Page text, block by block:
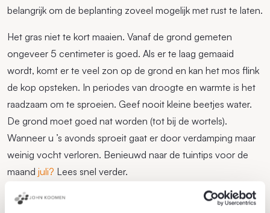
belangrijk om de beplanting zoveel mogelijk met rust te laten.
Het gras niet te kort maaien. Vanaf de grond gemeten
ongeveer 5 centimeter is goed. Als er te laag gemaaid
wordt, komt er te veel zon op de grond en kan het mos flink
de kop opsteken. In periodes van droogte en warmte is het
raadzaam om te sproeien. Geef nooit kleine beetjes water.
De grond moet goed nat worden (tot bij de wortels).
Wanneer u ’s avonds sproeit gaat er door verdamping maar
weinig vocht verloren. Benieuwd naar de tuintips voor de
maand juli? Lees snel verder.